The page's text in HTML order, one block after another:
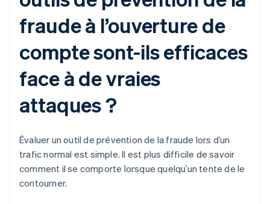
fraude à l’ouverture de
compte sont-ils efficaces
face à de vraies
attaques ?
Évaluer un outil de prévention de la fraude lors d’un
trafic normal est simple. Il est plus difficile de savoir
comment il se comporte lorsque quelqu’un tente de le
contourner.